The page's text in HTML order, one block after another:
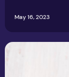
May 16, 2023
ไซยาไนด์คืออะไร